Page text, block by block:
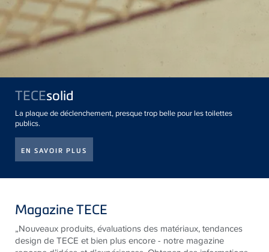
TECEsolid
La plaque de déclenchement, presque trop belle pour les toilettes
publics.
EN SAVOIR PLUS
Magazine TECE
„Nouveaux produits, évaluations des matériaux, tendances
design deTECE et bien plus encore - notre magazine